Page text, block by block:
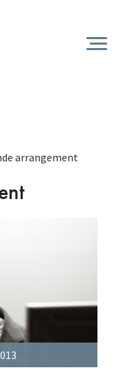
arrangement